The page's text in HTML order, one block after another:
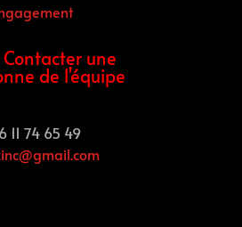
une
de l’équipe
11 74 65 49